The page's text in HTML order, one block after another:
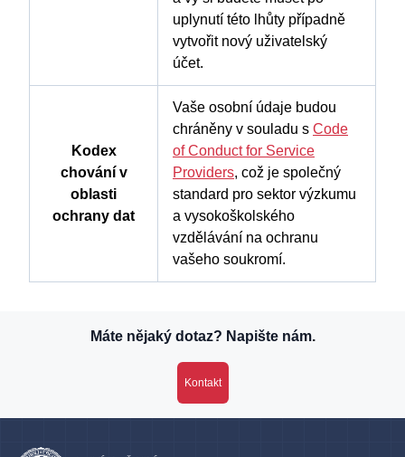
uplynutí této lhůty případně
vytvořit nový uživatelský
účet.
Kodex
chování v
oblasti
ochrany dat
Vaše osobní údaje budou
chráněny v souladu s Code
of Conduct for Service
Providers, což je společný
standard pro sektor výzkumu
a vysokoškolského
vzdělávání na ochranu
vašeho soukromí.
Máte nějaký dotaz? Napište nám.
Kontakt